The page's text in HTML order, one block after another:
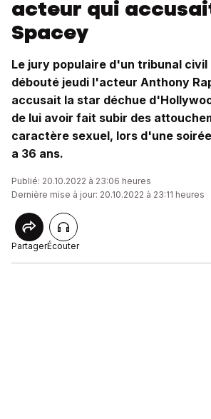
acteur qui
Spacey
Le jury populaire d'un tribunal civil
débouté jeudi l'acteur Anthony
accusait la star déchue
de lui avoir fait subir des
caractère sexuel, lors d'une
a 36 ans.
Publié: 20.10.2022 à 23:06 heures
Dernière mise à jour: 20.10.2022 à 23:11 heures
PartagerÉcouter